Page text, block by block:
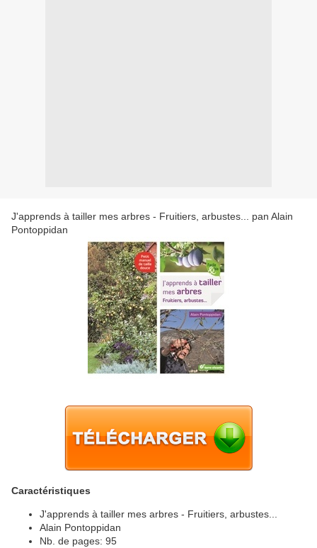
J'apprends à tailler mes arbres - Fruitiers, arbustes... pan Alain
Pontoppidan
Caractéristiques
J'apprends à tailler mes arbres - Fruitiers, arbustes...
Alain Pontoppidan
Nb. de pages: 95